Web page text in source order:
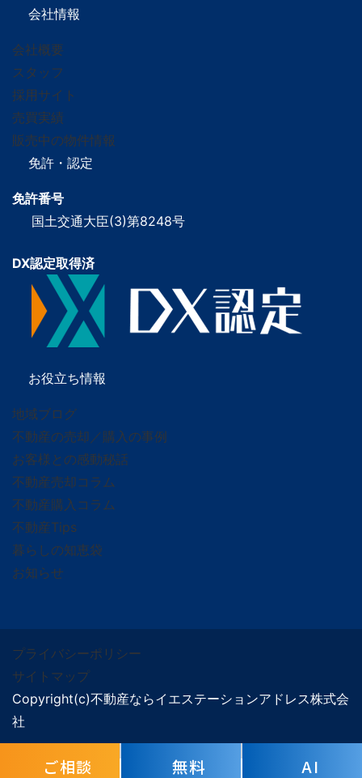
会社情報
会社概要
スタッフ
採用サイト
売買実績
販売中の物件情報
免許・認定
免許番号
国土交通大臣(3)第8248号
DX認定取得済
お役立ち情報
地域ブログ
不動産の売却／購入の事例
お客様との感動秘話
不動産売却コラム
不動産購入コラム
不動産Tips
暮らしの知恵袋
お知らせ
プライバシーポリシー
サイトマップ
Copyright(c)不動産ならイエステーションアドレス株式会
社
ご相談
無料
AI